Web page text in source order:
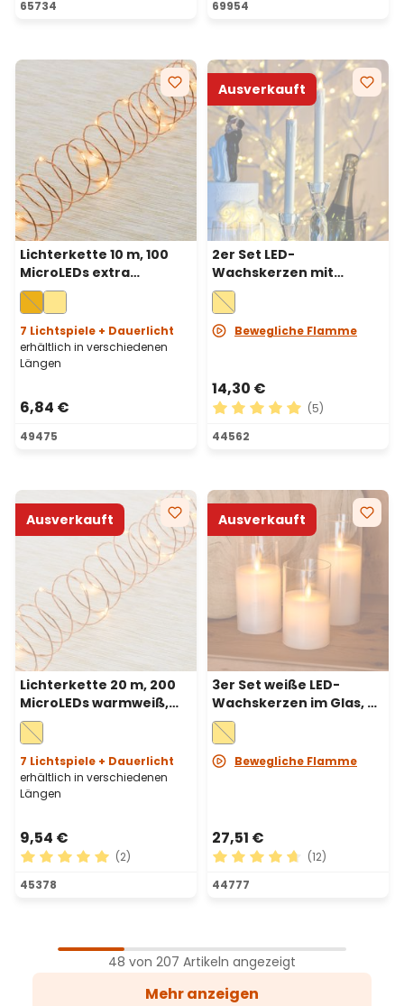
65734
69954
Lichterkette 10 m, 100
MicroLEDs extra
warmweiß, Kupferdraht,
batteriebetrieben
7 Lichtspiele + Dauerlicht
erhältlich in verschiedenen
Längen
6,84 €
49475
Ausverkauft
2er Set LED-
Wachskerzen mit
Tropfen h 10 cm,
bewegliche Flamme, Ø
2,3 cm, warmweiß
Bewegliche Flamme
14,30 €
Durchschnittliche
(5)
44562
Ausverkauft
Lichterkette 20 m, 200
MicroLEDs warmweiß,
Kupferdraht,
batteriebetrieben
7 Lichtspiele + Dauerlicht
erhältlich in verschiedenen
Längen
9,54 €
Durchschnittliche Bewertung von 5 von 5 Sternen
(2)
45378
Ausverkauft
3er Set weiße LED-
Wachskerzen im Glas, h
12,5-15-17,5, bewegliche
Flamme, Ø 7,5 cm,
warmweiß
Bewegliche Flamme
27,51 €
Durchschnittliche
(12)
44777
48 von 207 Artikeln angezeigt
Mehr anzeigen